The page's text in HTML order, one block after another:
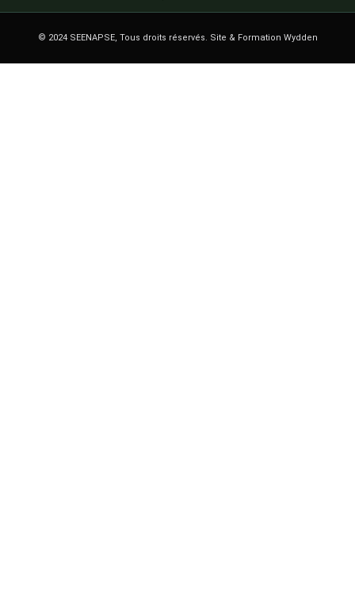
© 2024 SEENAPSE, Tous droits réservés. Site & Formation Wydden